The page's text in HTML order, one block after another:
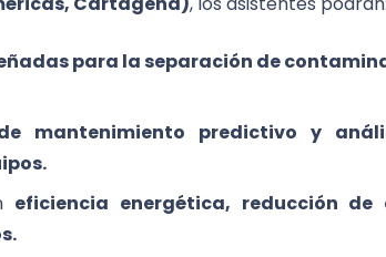
para la separación de
mantenimiento predictivo y
eficiencia energética, reducción de